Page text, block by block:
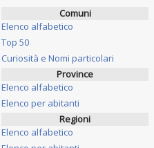
Comuni
Elenco alfabetico
Top 50
Curiosità e Nomi particolari
Province
Elenco alfabetico
Elenco per abitanti
Regioni
Elenco alfabetico